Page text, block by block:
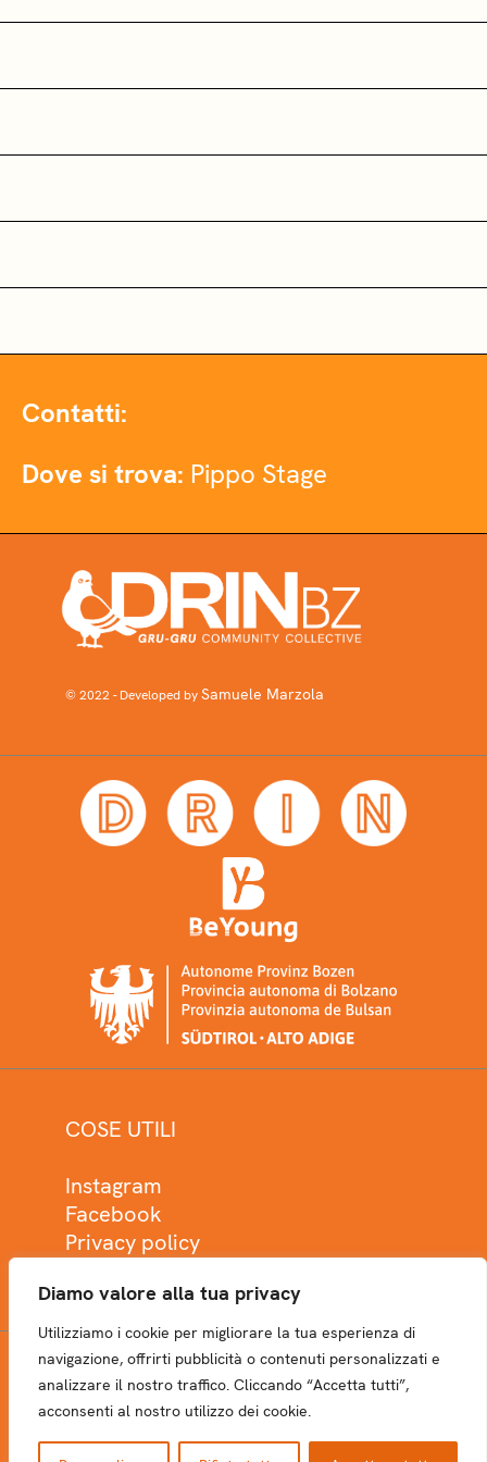
Diamo valore alla tua privacy
Utilizziamo i cookie per migliorare la tua esperienza di
navigazione, offrirti pubblicità o contenuti personalizzati e
analizzare il nostro traffico. Cliccando “Accetta tutti”,
acconsenti al nostro utilizzo dei cookie.
Contatti:
Dove si trova: Pippo Stage
© 2022 - Developed bySamuele Marzola
COSE UTILI
Instagram
Facebook
Privacy policy
NEWSLETTER